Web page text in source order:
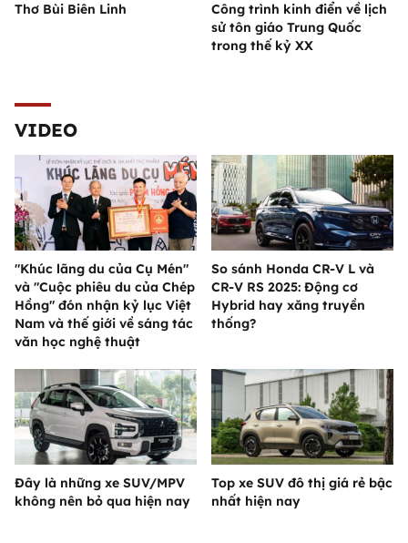
Thơ Bùi Biên Linh
Công trình kinh điển về lịch
sử tôn giáo Trung Quốc
trong thế kỷ XX
VIDEO
"Khúc lãng du của Cụ Mén"
và "Cuộc phiêu du của Chép
Hồng" đón nhận kỷ lục Việt
Nam và thế giới về sáng tác
văn học nghệ thuật
So sánh Honda CR-V L và
CR-V RS 2025: Động cơ
Hybrid hay xăng truyền
thống?
Đây là những xe SUV/MPV
không nên bỏ qua hiện nay
Top xe SUV đô thị giá rẻ bậc
nhất hiện nay